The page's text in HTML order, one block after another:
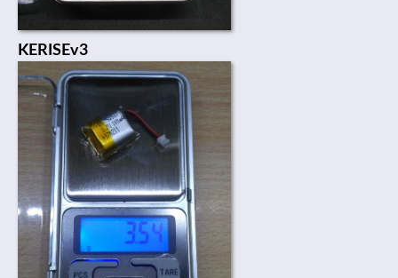
KERISEv3